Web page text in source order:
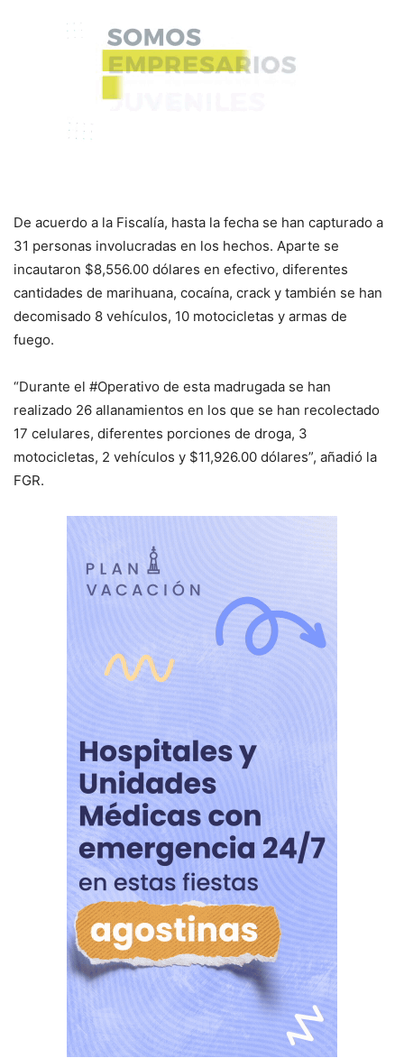
De acuerdo a la Fiscalía, hasta la fecha se han capturado a
31 personas involucradas en los hechos. Aparte se
incautaron $8,556.00 dólares en efectivo, diferentes
cantidades de marihuana, cocaína, crack y también se han
decomisado 8 vehículos, 10 motocicletas y armas de
fuego.
“Durante el #Operativo de esta madrugada se han
realizado 26 allanamientos en los que se han recolectado
17 celulares, diferentes porciones de droga, 3
motocicletas, 2 vehículos y $11,926.00 dólares”, añadió la
FGR.